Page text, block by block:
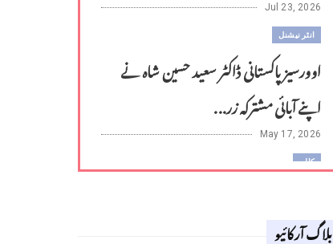
Jul 23, 2026
انٹر نیشنل
اوورسیز پاکستانی ڈاکٹر سعید حسین شاہ نے
اپنے آبائی مشترکہ زر...
May 17, 2026
کالم
Apr 18, 2026
بلاگ آرکائیو